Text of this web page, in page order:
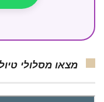
מצאו מסלולי